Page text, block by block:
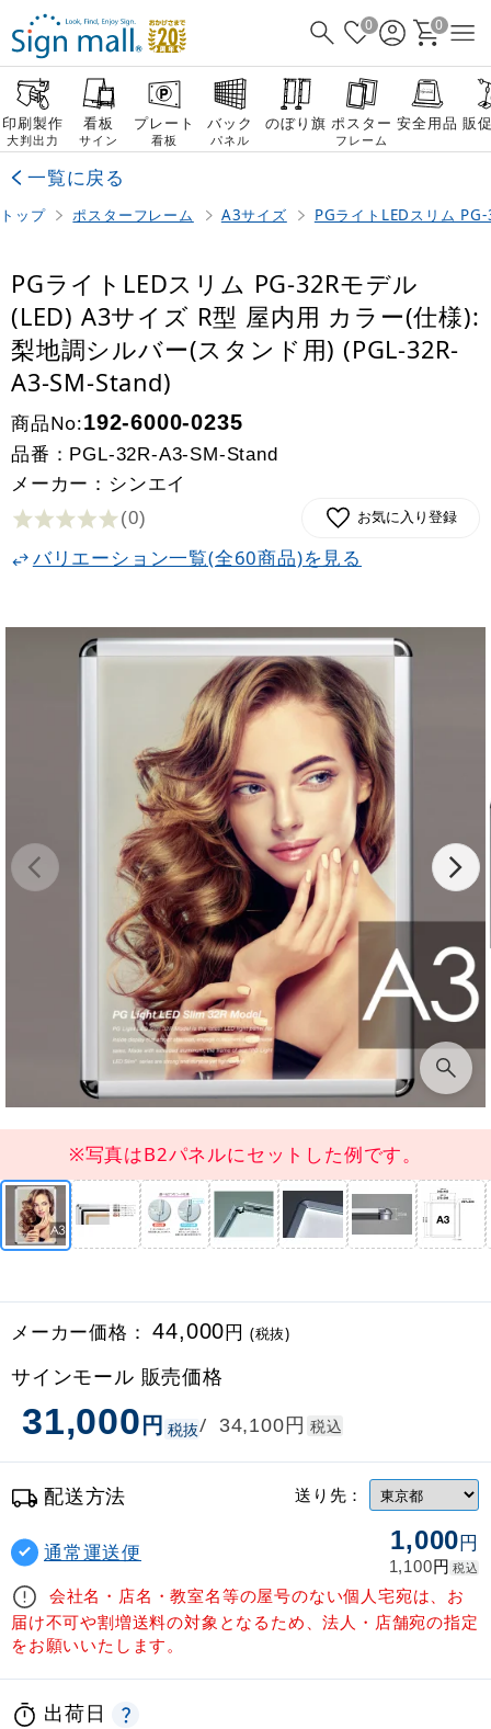
0 0
印刷製作
大判出力
看板
サイン
プレート
看板
バック
パネル
のぼり旗 ポスター
フレーム
安全用品 販
一覧に戻る
トップ ポスターフレーム A3サイズ PGライトLEDスリム
※写真はB2パネルにセットした例です。
PGライトLEDスリム PG-32Rモデル
(LED) A3サイズ R型 屋内用 カラー(仕様):
梨地調シルバー(スタンド用) (PGL-32R-
A3-SM-Stand)
商品No:192-6000-0235
品番： PGL-32R-A3-SM-Stand
メーカー：シンエイ
(0) お気に入り登録
バリエーション一覧(全60商品)を見る
メーカー価格：44,000円 (税抜)
サインモール 販売価格
31,000円 税抜/ 34,100円 税込
配送方法 送り先：
通常運送便 1,000円
1,100円 税込
会社名・店名・教室名等の屋号のない個人宅宛は、お
届け不可や割増送料の対象となるため、法人・店舗宛の指定
をお願いいたします。
出荷日